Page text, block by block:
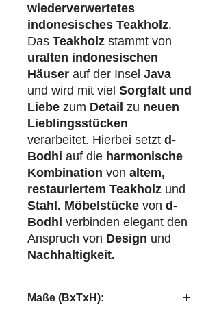
wiederverwertetes
indonesisches Teakholz.
Das Teakholz stammt von
uralten indonesischen
Häuser auf der Insel Java
und wird mit viel Sorgfalt und
Liebe zum Detail zu neuen
Lieblingsstücken
verarbeitet. Hierbei setzt d-
Bodhi auf die harmonische
Kombination von altem,
restauriertem Teakholz und
Stahl. Möbelstücke von d-
Bodhi verbinden elegant den
Anspruch von Design und
Nachhaltigkeit.
Maße (BxTxH):